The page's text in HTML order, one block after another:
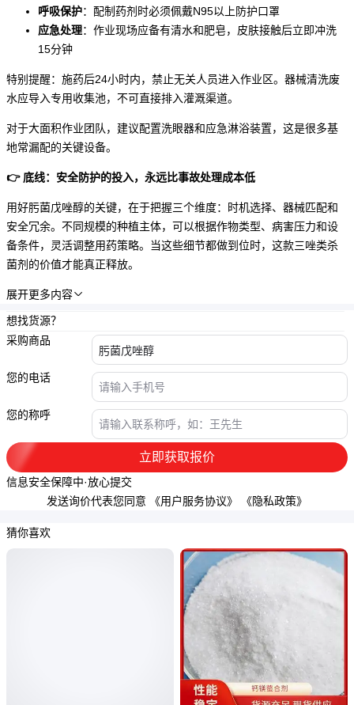
呼吸保护：配制药剂时必须佩戴N95以上防护口罩
应急处理：作业现场应备有清水和肥皂，皮肤接触后立即冲洗
15分钟
特别提醒：施药后24小时内，禁止无关人员进入作业区。器械清洗废
水应导入专用收集池，不可直接排入灌溉渠道。
对于大面积作业团队，建议配置洗眼器和应急淋浴装置，这是很多基
地常漏配的关键设备。
👉 底线：安全防护的投入，永远比事故处理成本低
用好肟菌戊唑醇的关键，在于把握三个维度：时机选择、器械匹配和
安全冗余。不同规模的种植主体，可以根据作物类型、病害压力和设
备条件，灵活调整用药策略。当这些细节都做到位时，这款三唑类杀
菌剂 的价值才能真正释放。
展开更多内容
想找货源？
采购商品
您的电话
您的称呼
立即获取报价
信息安全保障中·放心提交
发送询价代表您同意 《用户服务协议》 《隐私政策》
猜你喜欢